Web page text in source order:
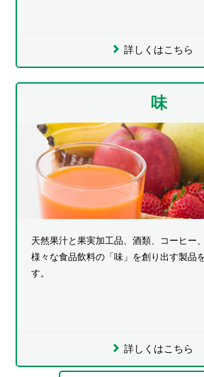
詳しくはこちら
味
天然果汁と果実加工品、酒類、コーヒー
様々な食品飲料の「味」を創り出す製品
す。
詳しくはこちら